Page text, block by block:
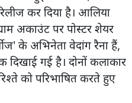
कर दिया है। आलिया
अकाउंट पर पोस्टर शेयर
के अभिनेता वेदांग रैना हैं,
गई है। दोनों कलाकार
को परिभाषित करते हुए